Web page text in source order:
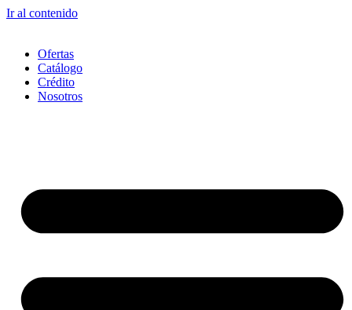
Ir al contenido
Ofertas
Catálogo
Crédito
Nosotros